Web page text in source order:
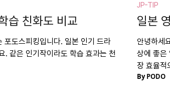
습 친화도 비교
포도스피킹입니다. 일본 인기 드라
. 같은 인기작이라도 학습 효과는 천
JP-TIP
일본
안녕하세
상에 좋은
장 효율적
ByPODO